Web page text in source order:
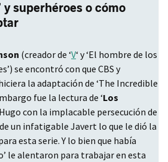
y superhéroes o cómo
(creador de ‘V‘ y ‘El hombre de los
se encontró con que CBS y
la adaptación de ‘The Incredible
fue la lectura de ‘Los
con la implacable persecución de
un infatigable Javert lo que le dió la
esta serie. Y lo bien que había
le alentaron para trabajar en esta